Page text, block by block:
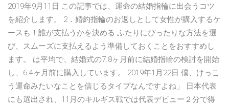
2019年9月11日 この記事では、運命の結婚指輪に出会うコツ
を紹介します。 2．婚約指輪のお返しとして女性が購入するケ
ースも！誰が支払うかを決める ふたりにぴったりな方法を選
び、スムーズに支払えるよう準備しておくことをおすすめし
ます。 は平均で、結婚式の7.8ヶ月前に結婚指輪の検討を開始
し、6.4ヶ月前に購入しています。 2019年1月22日 僕、けっこ
う運命みたいなことを信じるタイプなんですよね」 日本代表
にも選出され、11月のキルギス戦では代表デビュー２分で得